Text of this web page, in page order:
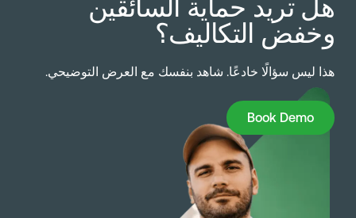
التكاليف؟
ليس سؤالًا خادعًا. شاهد بنفسك مع العرض التوضيحي.
Book Demo
Book